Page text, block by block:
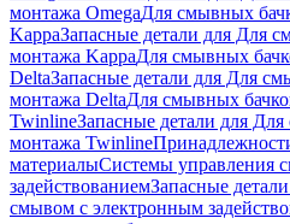
монтажа OmegaДля смывных
KappaЗапасные детали для Для
монтажа KappaДля смывных
DeltaЗапасные детали для Для
монтажа DeltaДля смывных
TwinlineЗапасные детали для
монтажа Twinline
материалыСистемы управления
задействованиемЗапасные
смывом с электронным